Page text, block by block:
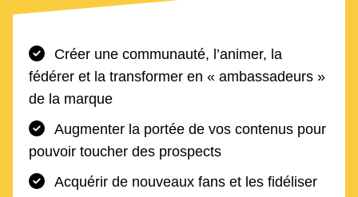
Créer une communauté, l’animer, la
fédérer et la transformer en « ambassadeurs »
de la marque
Augmenter la portée de vos contenus pour
pouvoir toucher des prospects
Acquérir de nouveaux fans et les fidéliser